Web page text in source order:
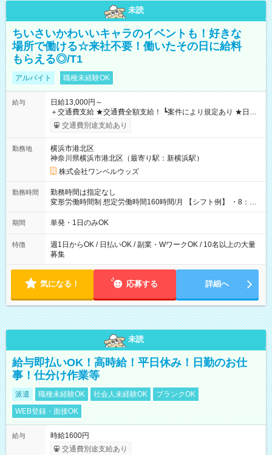
未読
ちいさいかわいいキャラのイベントも！好きな
場所で働ける☆来社不要！働いたその日に給料
もらえる◎/T1
アルバイト 職種未経験OK
給与
日給13,000円～
＋交通費支給 ★交通費全額支給！ ┗案件により規定あり ★日払
いOK！（規定あり） ┗働いたその日に現金GET♪ お仕事後はコ
ンビニATMから 日払い分を引き落とせます！ 【試用期間】試
交通費別途支給あり
勤務地
横浜市港北区
神奈川県横浜市港北区（最寄り駅：新横浜駅）
株式会社ワンベルウッズ
勤務時間
勤務時間は指定なし
変形労働時間制 想定労働時間160時間/月 【シフト例】 ・8：00
～21：00
期間 単発・1日のみOK
特徴
週1日からOK / 日払いOK / 副業・WワークOK / 10名以上の大量
募集
気になる！ 応募する 詳細へ
未読
給与即払いOK！高時給！平日休み！日勤のお仕
事！仕分け作業等
派遣 職種未経験OK 社会人未経験OK
ブランクOK
WEB登録・面接OK
給与
時給1600円
交通費別途支給あり